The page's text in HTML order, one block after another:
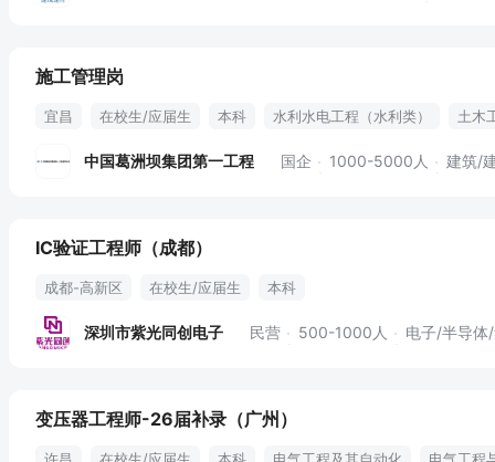
施工管理岗
宜昌 在校生/应届生 本科 水利水电工程（水利类） 土木
中国葛洲坝集团第一工程 国企 1000-5000人 建筑/
IC验证工程师（成都）
成都-高新区 在校生/应届生 本科
深圳市紫光同创电子 民营 500-1000人 电子/半导体
变压器工程师-26届补录（广州）